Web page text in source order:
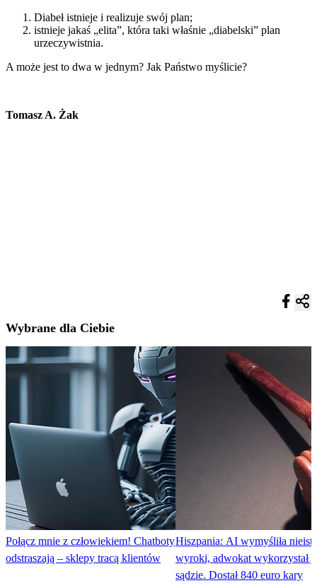
Diabeł istnieje i realizuje swój plan;
istnieje jakaś „elita”, która taki właśnie „diabelski” plan
urzeczywistnia.
A może jest to dwa w jednym? Jak Państwo myślicie?
Tomasz A. Żak
Wybrane dla Ciebie
Połącz mnie z człowiekiem! Chatboty
odstraszają – sklepy tracą klientów
Hiszpania: AI wymyśliła
wyroki, adwokat wykorzystał
sądzie. Dostał 840 euro kary